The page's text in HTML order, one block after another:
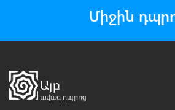
Միջին